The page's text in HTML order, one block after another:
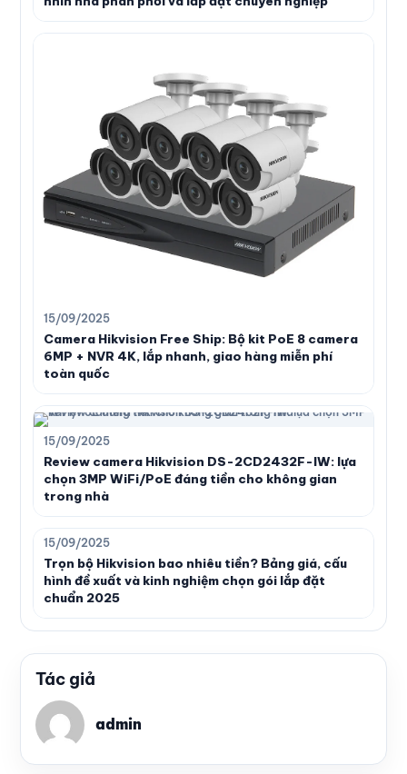
15/09/2025
Camera Hikvision Free Ship: Bộ kit PoE 8 camera
6MP + NVR 4K, lắp nhanh, giao hàng miễn phí
toàn quốc
15/09/2025
Review camera Hikvision DS-2CD2432F-IW: lựa
chọn 3MP WiFi/PoE đáng tiền cho không gian
trong nhà
15/09/2025
Trọn bộ Hikvision bao nhiêu tiền? Bảng giá, cấu
hình đề xuất và kinh nghiệm chọn gói lắp đặt
chuẩn 2025
Tác giả
admin